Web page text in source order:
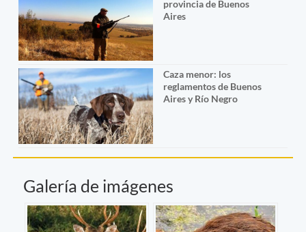
provincia de Buenos
Aires
Caza menor: los
reglamentos de Buenos
Aires y Río Negro
Galería de imágenes